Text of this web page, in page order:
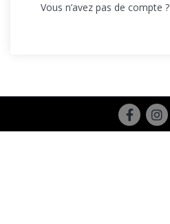
Vous n’avez pas de compte ?